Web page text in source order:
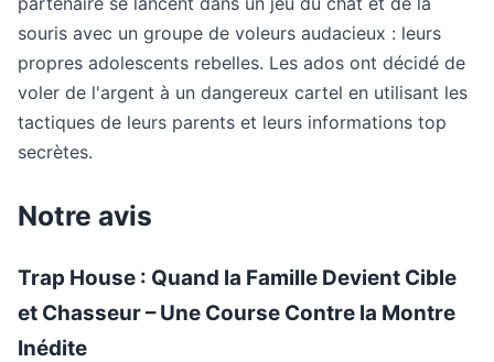
souris avec un groupe de voleurs audacieux : leurs
propres adolescents rebelles. Les ados ont décidé de
voler de l'argent à un dangereux cartel en utilisant les
tactiques de leurs parents et leurs informations top
secrètes.
Notre avis
Trap House : Quand la Famille Devient Cible
et Chasseur – Une Course Contre la Montre
Inédite